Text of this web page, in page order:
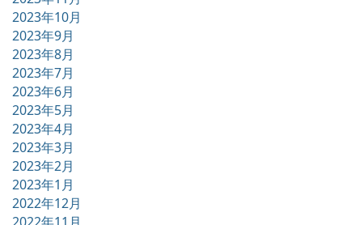
2023年10月
2023年9月
2023年8月
2023年7月
2023年6月
2023年5月
2023年4月
2023年3月
2023年2月
2023年1月
2022年12月